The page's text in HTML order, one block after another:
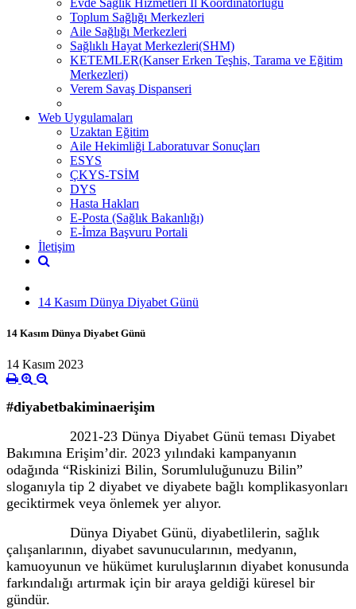
Toplum Sağlığı Merkezleri
Aile Sağlığı Merkezleri
Sağlıklı Hayat Merkezleri(SHM)
KETEMLER(Kanser Erken Teşhis, Tarama ve Eğitim
Merkezleri)
Verem Savaş Dispanseri
Web Uygulamaları
Uzaktan Eğitim
Aile Hekimliği Laboratuvar Sonuçları
ESYS
ÇKYS-TSİM
DYS
Hasta Hakları
E-Posta (Sağlık Bakanlığı)
E-İmza Başvuru Portali
İletişim
14 Kasım Dünya Diyabet Günü
14 Kasım Dünya Diyabet Günü
14 Kasım 2023
#diyabetbakiminaerişim
2021-23 Dünya Diyabet Günü teması Diyabet
Bakımına Erişim’dir. 2023 yılındaki kampanyanın
odağında “Riskinizi Bilin, Sorumluluğunuzu Bilin”
sloganıyla tip 2 diyabet ve diyabete bağlı komplikasyonları
geciktirmek veya önlemek yer alıyor.
Dünya Diyabet Günü, diyabetlilerin, sağlık
çalışanlarının, diyabet savunucularının, medyanın,
kamuoyunun ve hükümet kuruluşlarının diyabet konusunda
farkındalığı artırmak için bir araya geldiği küresel bir
gündür.